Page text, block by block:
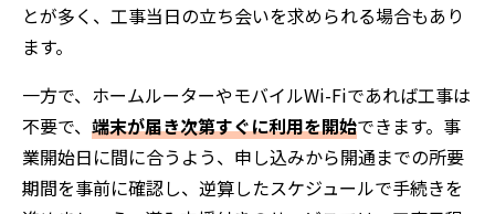
とが多く、工事当日の立ち会いを求められる場合もあり
ます。
一方で、ホームルーターやモバイルWi-Fiであれば工事は
不要で、 端末が届き次第すぐに利用を開始できます。事
業開始日に間に合うよう、申し込みから開通までの所要
期間を事前に確認し、逆算したスケジュールで手続きを